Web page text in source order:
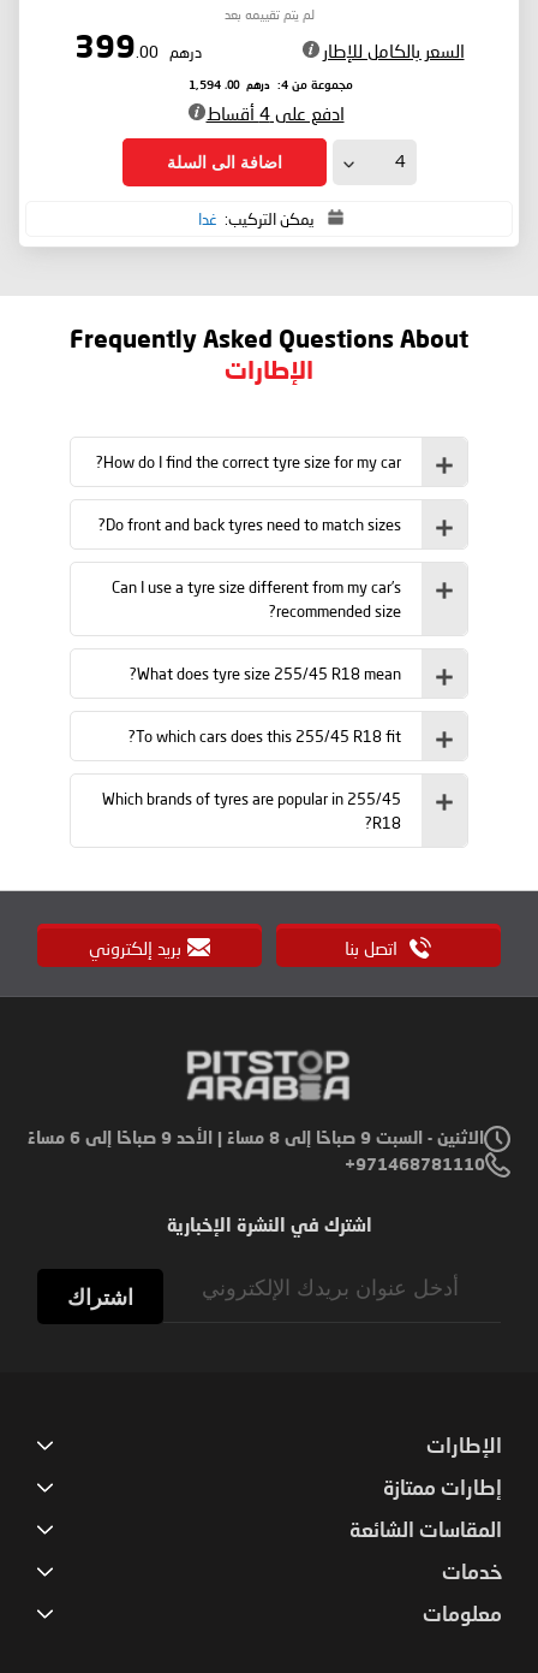
لم يتم تقييمه بعد
السعر بالكامل للإطار درهم 399
.00
مجموعة من 4: درهم 1,594
.00
ادفع على 4 أقساط
اضافة الى السلة
يمكن التركيب: غدا
Frequently Asked Questions About
الإطارات
How do I find the correct tyre size for my car?
Do front and back tyres need to match sizes?
Can I use a tyre size different from my car’s
recommended size?
What does tyre size 255/45 R18 mean?
To which cars does this 255/45 R18 fit?
Which brands of tyres are popular in 255/45
R18?
اتصل بنا بريد إلكتروني
الاثنين - السبت 9 صباحًا إلى 8 مساءً | الأحد 9 صباحًا إلى 6 مساءً
971468781110+
اشترك في النشرة الإخبارية
اشتراك
الإطارات
إطارات ممتازة
المقاسات الشائعة
خدمات
معلومات